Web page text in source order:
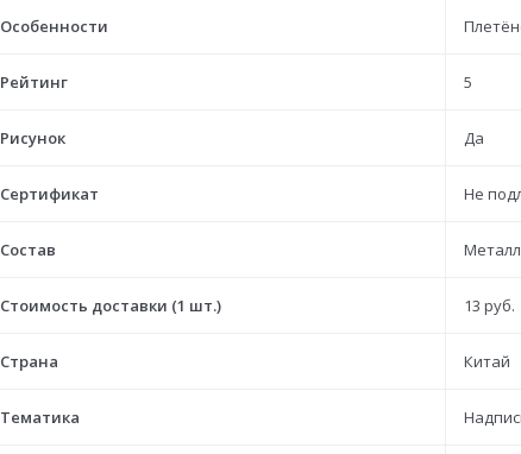
Особенности
Рейтинг 5
Рисунок Да
Сертификат Не
Состав
Стоимость доставки (1 шт.) 13 руб.
Страна Китай
Тематика